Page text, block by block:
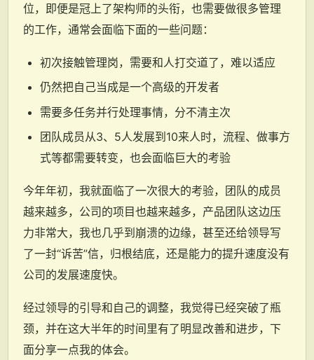
位，即便是冠上了架构师的头衔，也需要做很多管理
的工作，通常会面临下面的一些问题：
初次接触管理岗，需要和人打交道了，难以适应
仍然把自己当成是一个高级的开发者
需要多任务并行处理事情，分不清主次
团队成员从3、5人发展到10来人时，流程、做事方
式等都需要转变，也会面临巨大的考验
今年年初，我就面临了一次很大的考验，团队的成员
越来越多，公司的项目也越来越多，产品团队这边压
力非常大，我也几乎到崩溃的边缘，甚至还给领导写
了一封“诉苦”信，归根结底，还是能力的提升速度没有
公司的发展速度快。
经过领导的引导和自己的调整，我觉得已经突破了瓶
颈，并在这大半年的时间里有了明显改善和进步，下
面分享一点我的体会。